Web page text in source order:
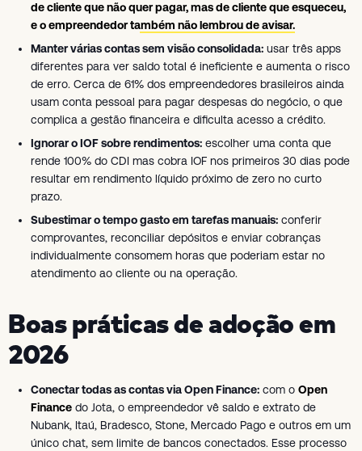
de cliente que não quer pagar, mas de cliente que esqueceu,
e o empreendedor também não lembrou de avisar.
Manter várias contas sem visão consolidada: usar três apps
diferentes para ver saldo total é ineficiente e aumenta o risco
de erro. Cerca de 61% dos empreendedores brasileiros ainda
usam conta pessoal para pagar despesas do negócio, o que
complica a gestão financeira e dificulta acesso a crédito.
Ignorar o IOF sobre rendimentos: escolher uma conta que
rende 100% do CDI mas cobra IOF nos primeiros 30 dias pode
resultar em rendimento líquido próximo de zero no curto
prazo.
Subestimar o tempo gasto em tarefas manuais: conferir
comprovantes, reconciliar depósitos e enviar cobranças
individualmente consomem horas que poderiam estar no
atendimento ao cliente ou na operação.
Boas práticas de adoção em
2026
Conectar todas as contas via Open Finance: com o Open
Finance do Jota, o empreendedor vê saldo e extrato de
Nubank, Itaú, Bradesco, Stone, Mercado Pago e outros em um
único chat, sem limite de bancos conectados. Esse processo